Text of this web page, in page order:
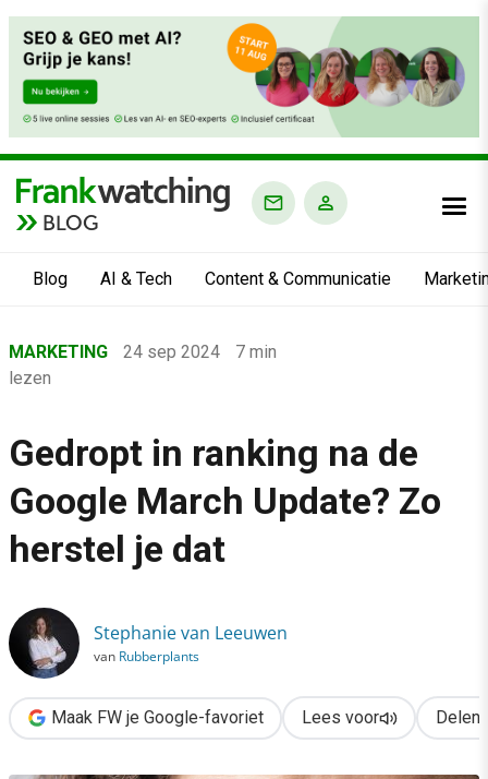
BLOG
Blog AI & Tech Content & Communicatie
›
Marketing
›
Gedropt in ranking na de Google March Update? Zo herstel je
MARKETING 24 sep 2024
7 min
lezen
Gedropt in ranking na de
Google March Update? Zo
herstel je dat
Stephanie van Leeuwen
van Rubberplants
Maak FW je Google-favoriet Lees voor Delen